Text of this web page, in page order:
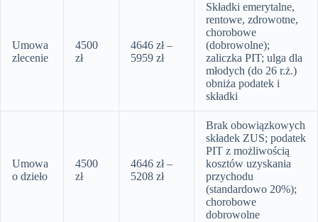
Umowa
zlecenie
4500
zł
4646 zł –
5959 zł
Składki emerytalne,
rentowe, zdrowotne,
chorobowe
(dobrowolne);
zaliczka PIT; ulga dla
młodych (do 26 r.ż.)
obniża podatek i
składki
Umowa
o dzieło
4500
zł
4646 zł –
5208 zł
Brak obowiązkowych
składek ZUS; podatek
PIT z możliwością
kosztów uzyskania
przychodu
(standardowo 20%);
chorobowe
dobrowolne